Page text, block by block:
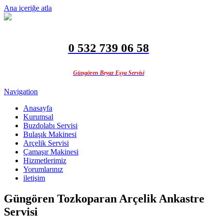
Ana içeriğe atla
0 532 739 06 58
Güngören Beyaz Eşya Servisi
Navigation
Anasayfa
Kurumsal
Buzdolabı Servisi
Bulaşık Makinesi
Arçelik Servisi
Çamaşır Makinesi
Hizmetlerimiz
Yorumlarınız
iletişim
Güngören Tozkoparan Arçelik Ankastre
Servisi